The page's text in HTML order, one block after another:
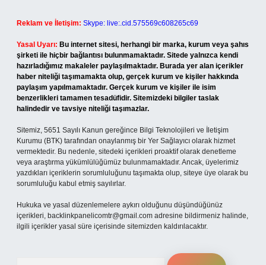
Reklam ve İletişim: Skype: live:.cid.575569c608265c69
Yasal Uyarı: Bu internet sitesi, herhangi bir marka, kurum veya şahıs
şirketi ile hiçbir bağlantısı bulunmamaktadır. Sitede yalnızca kendi
hazırladığımız makaleler paylaşılmaktadır. Burada yer alan içerikler
haber niteliği taşımamakta olup, gerçek kurum ve kişiler hakkında
paylaşım yapılmamaktadır. Gerçek kurum ve kişiler ile isim
benzerlikleri tamamen tesadüfidir. Sitemizdeki bilgiler taslak
halindedir ve tavsiye niteliği taşımazlar.
Sitemiz, 5651 Sayılı Kanun gereğince Bilgi Teknolojileri ve İletişim
Kurumu (BTK) tarafından onaylanmış bir Yer Sağlayıcı olarak hizmet
vermektedir. Bu nedenle, sitedeki içerikleri proaktif olarak denetleme
veya araştırma yükümlülüğümüz bulunmamaktadır. Ancak, üyelerimiz
yazdıkları içeriklerin sorumluluğunu taşımakta olup, siteye üye olarak bu
sorumluluğu kabul etmiş sayılırlar.
Hukuka ve yasal düzenlemelere aykırı olduğunu düşündüğünüz
içerikleri, backlinkpanelicomtr@gmail.com adresine bildirmeniz halinde,
ilgili içerikler yasal süre içerisinde sitemizden kaldırılacaktır.